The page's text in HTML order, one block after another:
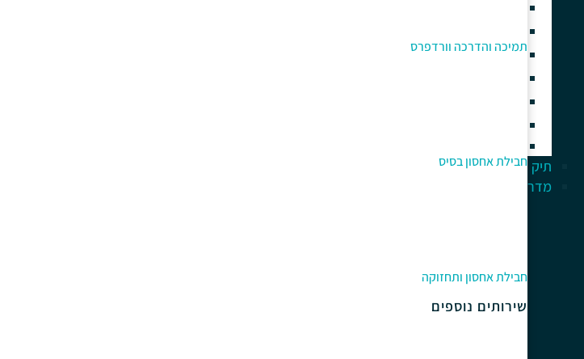
תמיכה והדרכה וורדפרס
חבילת אחסון בסיס
חבילת אחסון ותחזוקה
שירותים נוספים
אחסון אתרי וורדפרס איכותי
תיק עבודות
מדריך למתחלים